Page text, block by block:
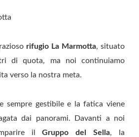
rifugio La Marmotta, situato
di quota, ma noi continuiamo
verso la nostra meta.
sempre gestibile e la fatica viene
dai panorami. Davanti a noi
ilGruppo del Sella, la